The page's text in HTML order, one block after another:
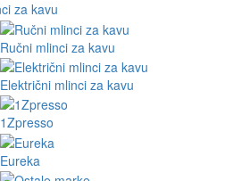
Ručni mlinci za kavu
Električni mlinci za kavu
1Zpresso
Eureka